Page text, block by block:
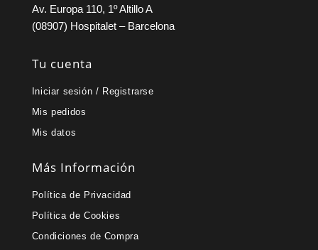
Av. Europa 110, 1º Altillo A
(08907) Hospitalet – Barcelona
Tu cuenta
Iniciar sesión / Registrarse
Mis pedidos
Mis datos
Más Información
Política de Privacidad
Política de Cookies
Condiciones de Compra